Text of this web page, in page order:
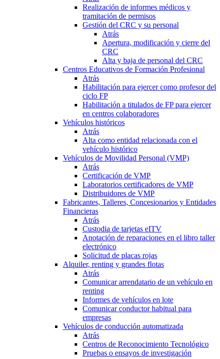
Realización de informes médicos y
tramitación de permisos
Gestión del CRC y su personal
Atrás
Apertura, modificación y cierre del
CRC
Alta y baja de personal del CRC
Centros Educativos de Formación Profesional
Atrás
Habilitación para ejercer como profesor del
ciclo FP
Habilitación a titulados de FP para ejercer
en centros colaboradores
Vehículos históricos
Atrás
Alta como entidad relacionada con el
vehículo histórico
Vehículos de Movilidad Personal (VMP)
Atrás
Certificación de VMP
Laboratorios certificadores de VMP
Distribuidores de VMP
Fabricantes, Talleres, Concesionarios y Entidades
Financieras
Atrás
Custodia de tarjetas eITV
Anotación de reparaciones en el libro taller
electrónico
Solicitud de placas rojas
Alquiler, renting y grandes flotas
Atrás
Comunicar arrendatario de un vehículo en
renting
Informes de vehículos en lote
Comunicar conductor habitual para
empresas
Vehículos de conducción automatizada
Atrás
Centros de Reconocimiento Tecnológico
Pruebas o ensayos de investigación